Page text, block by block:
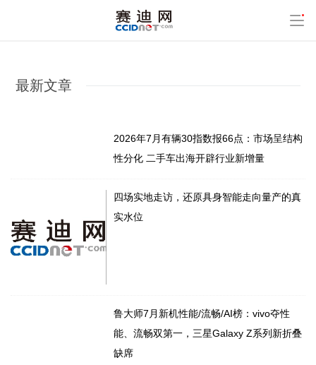
最新文章
2026年7月有辆30指数报66点：市场呈结构
性分化 二手车出海开辟行业新增量
四场实地走访，还原具身智能走向量产的真
实水位
鲁大师7月新机性能/流畅/AI榜：vivo夺性
能、流畅双第一，三星Galaxy Z系列新折叠
缺席